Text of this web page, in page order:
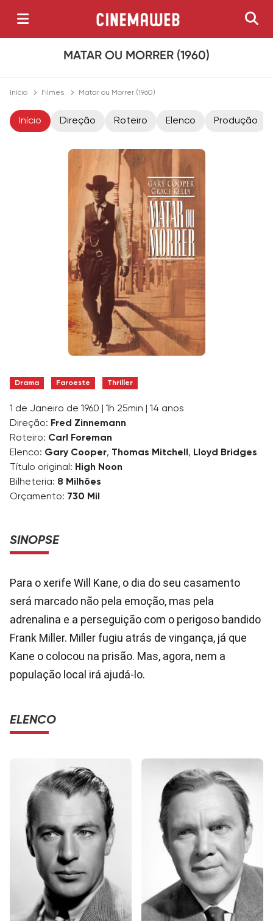
MATAR OU MORRER (1960)
Início Filmes Matar ou Morrer (1960)
Início Direção Roteiro Elenco Produção
Drama Faroeste Thriller
1 de Janeiro de 1960 1h 25min
14 anos
Direção: Fred Zinnemann
Roteiro: Carl Foreman
Elenco: Gary Cooper, Thomas Mitchell , Lloyd Bridges
Título original: High Noon
Bilheteria: 8 Milhões
Orçamento: 730 Mil
SINOPSE
Para o xerife Will Kane, o dia do seu casamento
será marcado não pela emoção, mas pela
adrenalina e a perseguição com o perigoso bandido
Frank Miller. Miller fugiu atrás de vingança, já que
Kane o colocou na prisão. Mas, agora, nem a
população local irá ajudá-lo.
ELENCO